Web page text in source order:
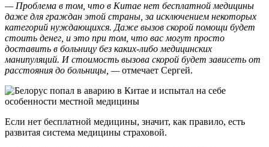
— Проблема в том, что в Китае нет бесплатной медицины
даже для граждан этой страны, за исключением некоторых
категорий нуждающихся. Даже вызов скорой помощи будет
стоить денег, и это при том, что вас могут просто
доставить в больницу без каких-либо медицинских
манипуляций. И стоимость вызова скорой будет зависеть от
расстояния до больницы, —отмечает Сергей.
Если нет бесплатной медицины, значит, как правило, есть
развитая система медицины страховой.